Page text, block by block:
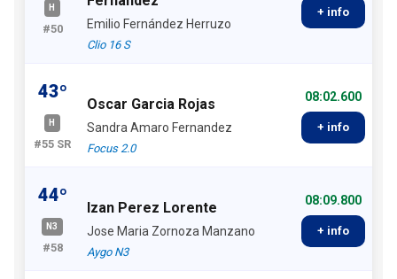
H
#50 Emilio Fernández Herruzo
Clio 16 S
+ info
43º
H
#55 SR
Oscar Garcia Rojas
Sandra Amaro Fernandez
Focus 2.0
08:02.600
+ info
44º
N3
#58
Izan Perez Lorente
Jose Maria Zornoza Manzano
Aygo N3
08:09.800
+ info